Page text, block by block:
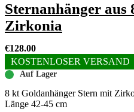
Sternanhänger
Zirkonia
€128.00
KOSTENLOSER VERSAND
Auf Lager
8 kt Goldanhänger Stern mit
Länge 42-45 cm